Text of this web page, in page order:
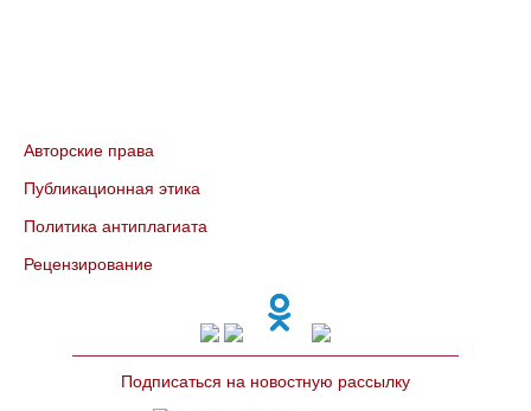
Авторские права
Публикационная этика
Политика антиплагиата
Рецензирование
Подписаться на новостную рассылку